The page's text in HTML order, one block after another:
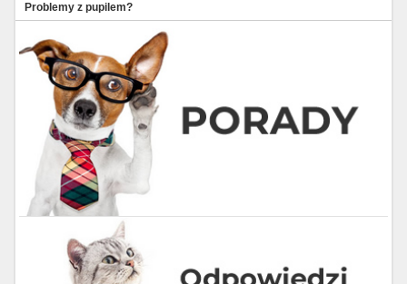
Problemy z pupilem?